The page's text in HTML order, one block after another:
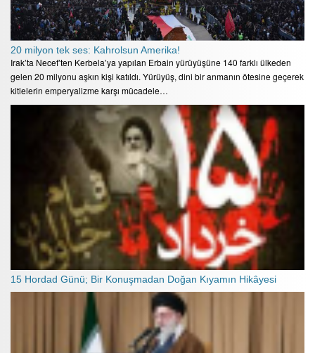
20 milyon tek ses: Kahrolsun Amerika!
Irak’ta Necef’ten Kerbela’ya yapılan Erbain yürüyüşüne 140 farklı ülkeden
gelen 20 milyonu aşkın kişi katıldı. Yürüyüş, dini bir anmanın ötesine geçerek
kitlelerin emperyalizme karşı mücadele…
15 Hordad Günü; Bir Konuşmadan Doğan Kıyamın Hikâyesi